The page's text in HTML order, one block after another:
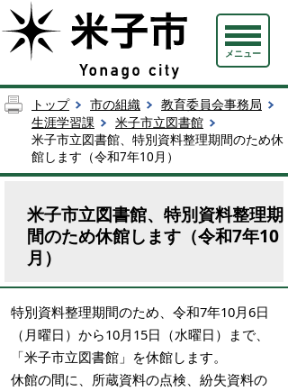
メニュー
トップ 市の組織
教育委員会事務局
生涯学習課
米子市立図書館
米子市立図書館、特別資料整理期間のため休
館します（令和7年10月）
米子市立図書館、特別資料整理期
間のため休館します（令和7年10
月）
特別資料整理期間のため、令和7年10月6日
（月曜日）から10月15日（水曜日）まで、
「米子市立図書館」を休館します。
休館の間に、所蔵資料の点検、紛失資料の